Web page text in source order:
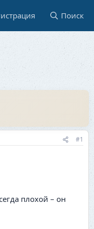
Поиск
#1
плохой – он